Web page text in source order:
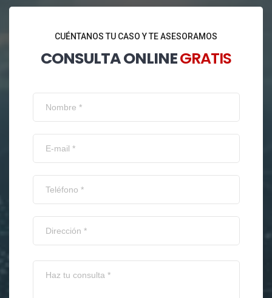
CUÉNTANOS TU CASO Y TE ASESORAMOS
CONSULTA ONLINEGRATIS